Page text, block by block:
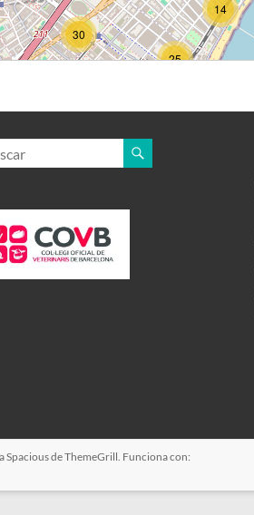
2
25
14
30
Spaciousde ThemeGrill. Funciona con: